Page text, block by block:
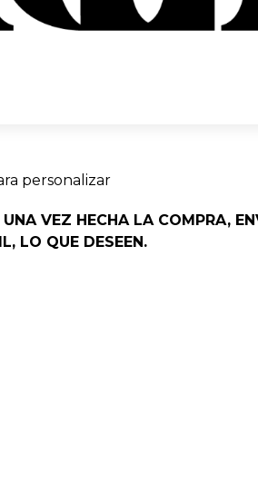
personalizar
VEZ HECHA LA COMPRA,
LO QUE DESEEN.